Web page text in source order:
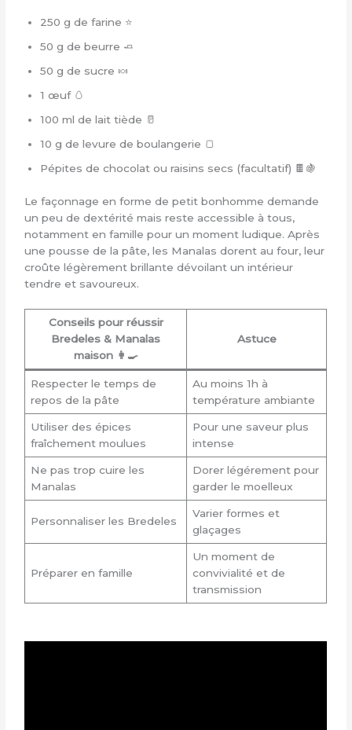
250 g de farine ⭐
50 g de beurre 🧈
50 g de sucre 🍬
1 œuf 🥚
100 ml de lait tiède 🥛
10 g de levure de boulangerie 🍞
Pépites de chocolat ou raisins secs (facultatif) 🍫🍇
Le façonnage en forme de petit bonhomme demande
un peu de dextérité mais reste accessible à tous,
notamment en famille pour un moment ludique. Après
une pousse de la pâte, les Manalas dorent au four, leur
croûte légèrement brillante dévoilant un intérieur
tendre et savoureux.
Conseils pour réussir
Bredeles & Manalas
maison 👩‍🍳
Astuce
Respecter le temps de
repos de la pâte
Au moins 1h à
température ambiante
Utiliser des épices
fraîchement moulues
Pour une saveur plus
intense
Ne pas trop cuire les
Manalas
Dorer légérement pour
garder le moelleux
Personnaliser les Bredeles
Varier formes et
glaçages
Préparer en famille
Un moment de
convivialité et de
transmission